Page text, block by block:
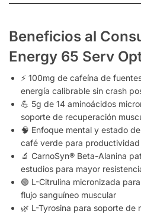
Beneficios al
Energy 65 Serv
⚡ 100mg de cafeína de
energía calibrable sin crash
💪 5g de 14 aminoácidos
soporte de recuperación
🧠 Enfoque mental y estado
café verde para
🔬 CarnoSyn® Beta-Alanina
estudios para mayor
🟢 L-Citrulina micronizada
flujo sanguíneo muscular
🌿 L-Tyrosina para soporte de